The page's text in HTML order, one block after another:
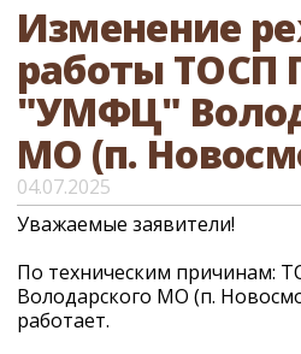
Изменение
работы ТОСП
"УМФЦ"
МО (п.
04.07.2025
Уважаемые заявители!
По техническим причинам:
Володарского МО (п.
работает.